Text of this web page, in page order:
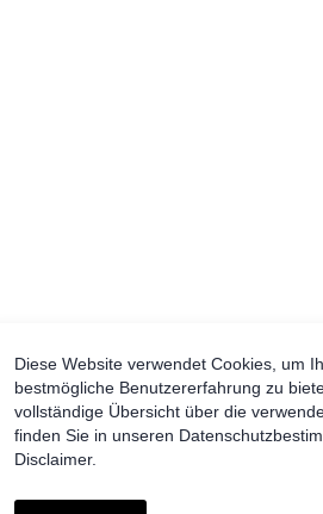
Disclaimer
Diese Website verwendet Cookies, um
bestmögliche Benutzererfahrung zu
vollständige Übersicht über die
finden Sie in unseren
Disclaimer.